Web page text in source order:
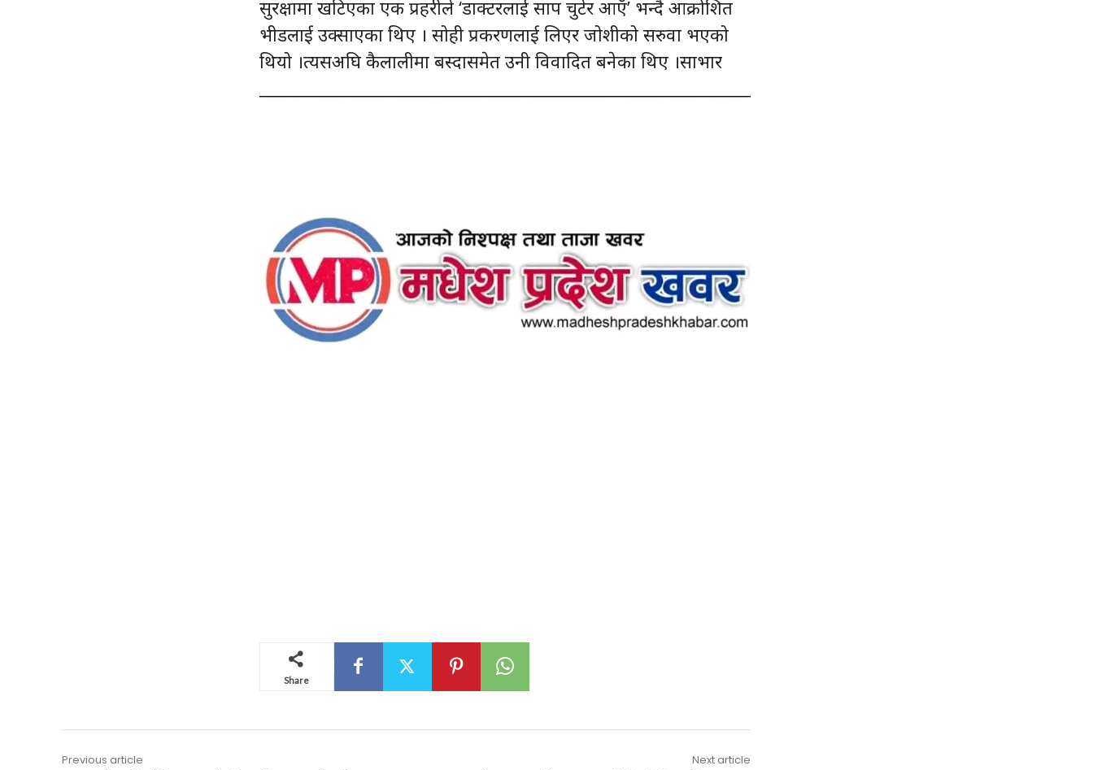
सुरक्षामा खटिएका एक प्रहरीले ‘डाक्टरलाई साप चुटेर आएँ’ भन्दै आक्रोशित
भीडलाई उक्साएका थिए । सोही प्रकरणलाई लिएर जोशीको सरुवा भएको
थियो ।त्यसअघि कैलालीमा बस्दासमेत उनी विवादित बनेका थिए ।साभार
Share
Previous article Next article